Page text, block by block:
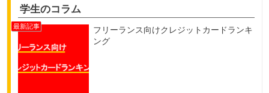
学生のコラム
フリーランス向けクレジットカードランキ
ング